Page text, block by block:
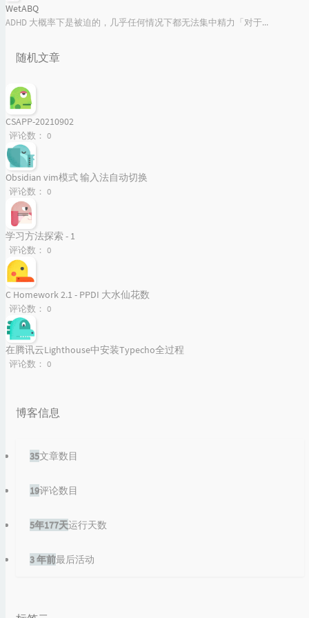
WetABQ
ADHD 大概率下是被迫的，几乎任何情况下都无法集中精力「对于...
随机文章
CSAPP-20210902
评论数： 0
Obsidian vim模式 输入法自动切换
评论数： 0
学习方法探索 - 1
评论数： 0
C Homework 2.1 - PPDI 大水仙花数
评论数： 0
在腾讯云Lighthouse中安装Typecho全过程
评论数： 0
博客信息
35文章数目
19评论数目
5年177天运行天数
3 年前最后活动